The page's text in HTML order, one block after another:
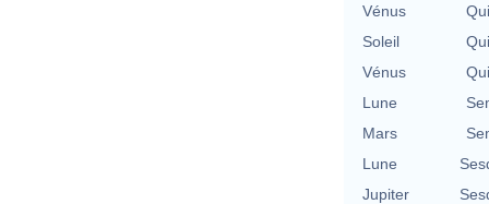
Vénus
Soleil
Vénus
Lune
Mars
Lune
Jupiter